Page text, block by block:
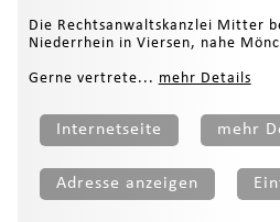
Die Rechtsanwaltskanzlei Mitter
Niederrhein in Viersen, nahe
Gerne vertrete... mehr Details
Internetseite mehr
Adresse anzeigen